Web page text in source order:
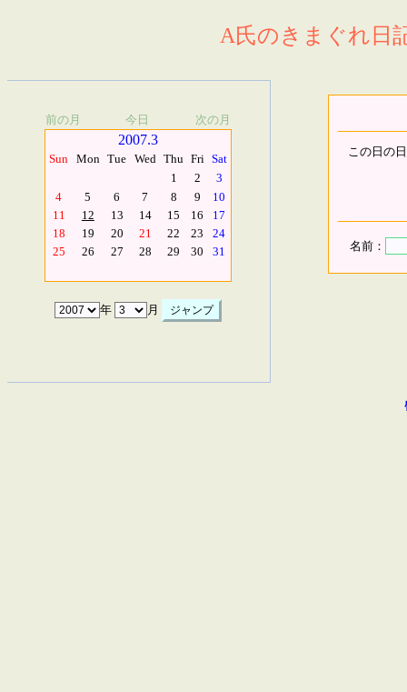
A氏のきまぐれ日
前の月 今日 次の月
2007.3
Sun Mon Tue Wed Thu Fri Sat
1
2
3
4
5 6 7 8 9
10
11
12 13 14 15 16
17
18
19 20 21 22 23
24
25
26 27 28 29 30 31
年 月
この日の
名前：